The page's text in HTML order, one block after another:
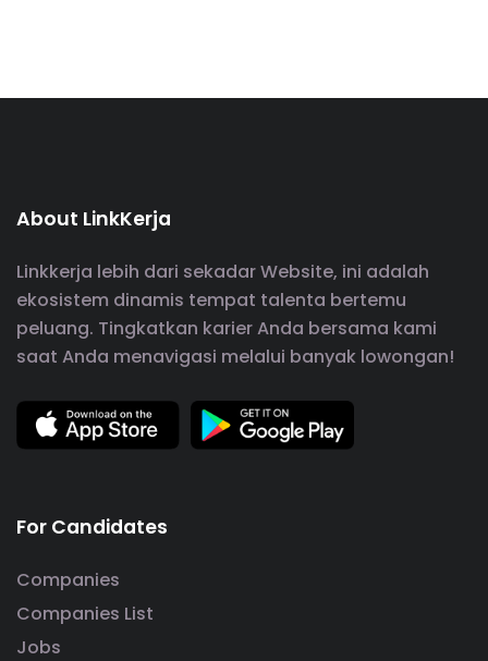
About LinkKerja
Linkkerja lebih dari sekadar Website, ini adalah
ekosistem dinamis tempat talenta bertemu
peluang. Tingkatkan karier Anda bersama kami
saat Anda menavigasi melalui banyak lowongan!
For Candidates
Companies
Companies List
Jobs